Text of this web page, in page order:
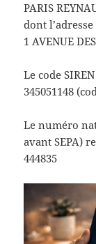
PARIS
dont
1 AVENUE
Le code
345051148
Le numéro
avant SEPA)
444835